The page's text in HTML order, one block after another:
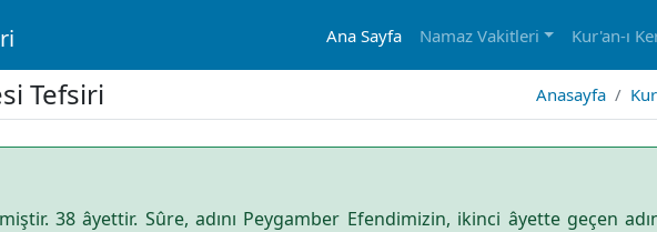
Ana Sayfa Namaz Vakitleri Kur'an-ı
Tefsiri Anasayfa
38 âyettir. Sûre, adını Peygamber Efendimizin, ikinci âyette geçen